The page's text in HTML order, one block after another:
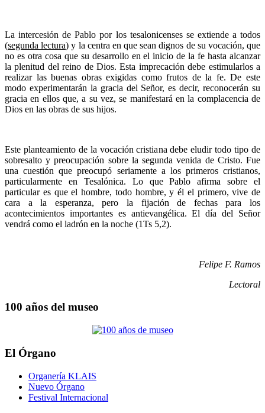
La intercesión de Pablo por los tesalonicenses se extiende a todos
(segunda lectura) y la centra en que sean dignos de su vocación, que
no es otra cosa que su desarrollo en el inicio de la fe hasta alcanzar
la plenitud del reino de Dios. Esta imprecación debe estimularlos a
realizar las buenas obras exigidas como frutos de la fe. De este
modo experimentarán la gracia del Señor, es decir, reconocerán su
gracia en ellos que, a su vez, se manifestará en la complacencia de
Dios en las obras de sus hijos.
Este planteamiento de la vocación cristiana debe eludir todo tipo de
sobresalto y preocupación sobre la segunda venida de Cristo. Fue
una cuestión que preocupó seriamente a los primeros cristianos,
particularmente en Tesalónica. Lo que Pablo afirma sobre el
particular es que el hombre, todo hombre, y él el primero, vive de
cara a la esperanza, pero la fijación de fechas para los
acontecimientos importantes es antievangélica. El día del Señor
vendrá como el ladrón en la noche (1Ts 5,2).
Felipe F. Ramos
Lectoral
100 años del museo
El Órgano
Organería KLAIS
Nuevo Órgano
Festival Internacional